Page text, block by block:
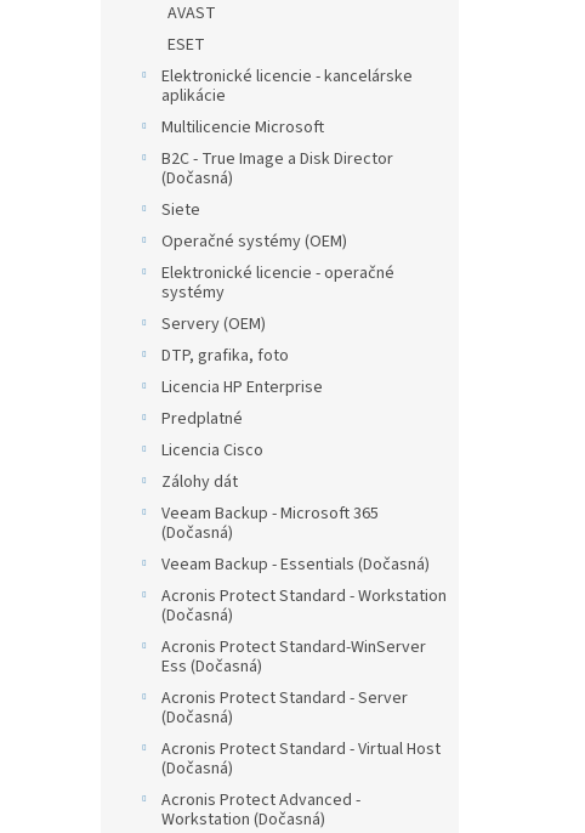
AVAST
ESET
Elektronické licencie - kancelárske
aplikácie
Multilicencie Microsoft
B2C - True Image a Disk Director
(Dočasná)
Siete
Operačné systémy (OEM)
Elektronické licencie - operačné
systémy
Servery (OEM)
DTP, grafika, foto
Licencia HP Enterprise
Predplatné
Licencia Cisco
Zálohy dát
Veeam Backup - Microsoft 365
(Dočasná)
Veeam Backup - Essentials (Dočasná)
Acronis Protect Standard - Workstation
(Dočasná)
Acronis Protect Standard-WinServer
Ess (Dočasná)
Acronis Protect Standard - Server
(Dočasná)
Acronis Protect Standard - Virtual Host
(Dočasná)
Acronis Protect Advanced -
Workstation (Dočasná)